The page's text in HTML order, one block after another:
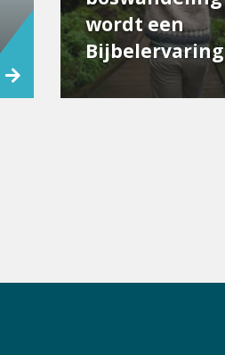
wordt een
Bijbelervaring